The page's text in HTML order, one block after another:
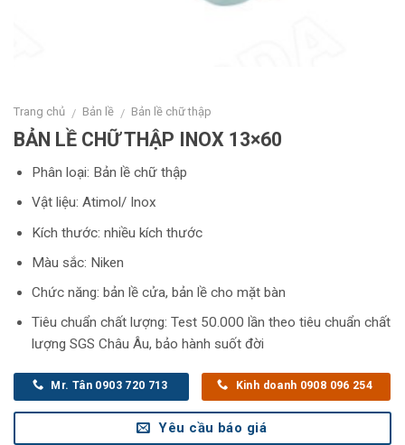
Trang chủ / Bản lề / Bản lề chữ thập
BẢN LỀ CHỮ THẬP INOX 13×60
Phân loại: Bản lề chữ thập
Vật liệu: Atimol/ Inox
Kích thước: nhiều kích thước
Màu sắc: Niken
Chức năng: bản lề cửa, bản lề cho mặt bàn
Tiêu chuẩn chất lượng: Test 50.000 lần theo tiêu chuẩn chất
lượng SGS Châu Âu, bảo hành suốt đời
Mr. Tân 0903 720 713 Kinh doanh 0908 096 254
Yêu cầu báo giá